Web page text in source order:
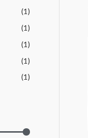
(1)
(1)
(1)
(1)
(1)